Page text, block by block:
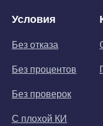
Условия
Без отказа
Без процентов
Без проверок
С плохой КИ